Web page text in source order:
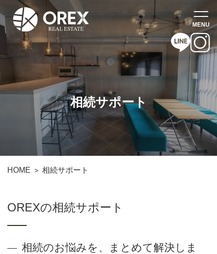
相続サポート
HOME 相続サポート
OREXの相続サポート
相続のお悩みを、まとめて解決しま